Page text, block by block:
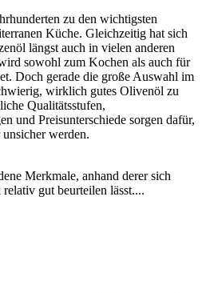
zu den wichtigsten
Küche. Gleichzeitig hat sich
längst auch in vielen anderen
sowohl zum Kochen als auch für
Doch gerade die große Auswahl im
wirklich gutes Olivenöl zu
Qualitätsstufen,
und Preisunterschiede sorgen dafür,
werden.
Merkmale, anhand derer sich
gut beurteilen lässt....